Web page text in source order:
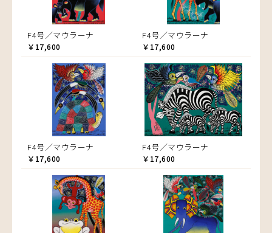
F4号／マウラーナ
￥17,600
F4号／マウラーナ
￥17,600
F4号／マウラーナ
￥17,600
F4号／マウラーナ
￥17,600